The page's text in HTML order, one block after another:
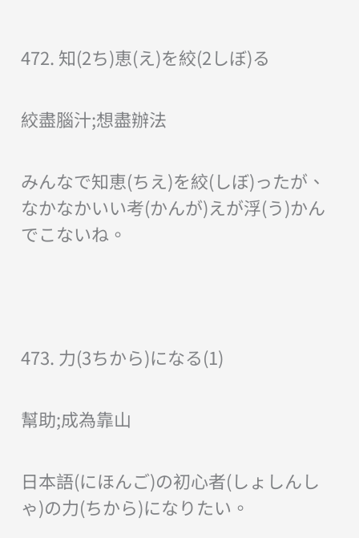
472. 知(2ち)恵(え)を絞(2しぼ)る
絞盡腦汁;想盡辦法
みんなで知恵(ちえ)を絞(しぼ)ったが、
なかなかいい考(かんが)えが浮(う)かん
でこないね。
473. 力(3ちから)になる(1)
幫助;成為靠山
日本語(にほんご)の初心者(しょしんし
ゃ)の力(ちから)になりたい。